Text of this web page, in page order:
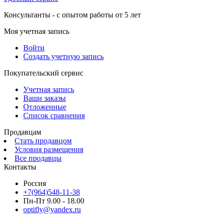
Консультанты - с опытом работы от 5 лет
Моя учетная запись
Войти
Создать учетную запись
Покупательский сервис
Учетная запись
Ваши заказы
Отложенные
Список сравнения
Продавцам
Стать продавцом
Условия размещения
Все продавцы
Контакты
Россия
+7(964)548-11-38
Пн-Пт 9.00 - 18.00
optifly@yandex.ru